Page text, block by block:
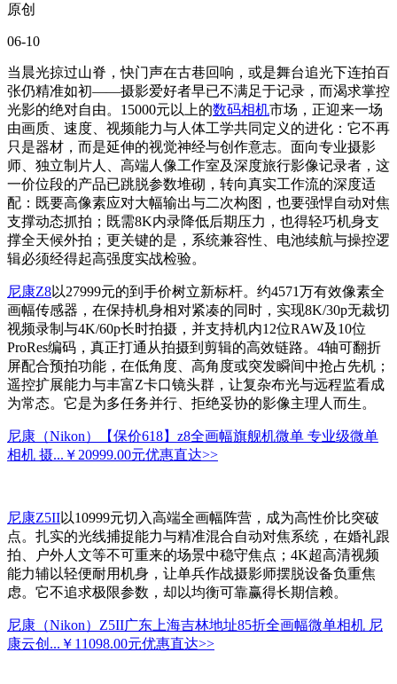
原创
06-10
当晨光掠过山脊，快门声在古巷回响，或是舞台追光下连拍百
张仍精准如初——摄影爱好者早已不满足于记录，而渴求掌控
光影的绝对自由。15000元以上的数码相机市场，正迎来一场
由画质、速度、视频能力与人体工学共同定义的进化：它不再
只是器材，而是延伸的视觉神经与创作意志。面向专业摄影
师、独立制片人、高端人像工作室及深度旅行影像记录者，这
一价位段的产品已跳脱参数堆砌，转向真实工作流的深度适
配：既要高像素应对大幅输出与二次构图，也要强悍自动对焦
支撑动态抓拍；既需8K内录降低后期压力，也得轻巧机身支
撑全天候外拍；更关键的是，系统兼容性、电池续航与操控逻
辑必须经得起高强度实战检验。
尼康Z8以27999元的到手价树立新标杆。约4571万有效像素全
画幅传感器，在保持机身相对紧凑的同时，实现8K/30p无裁切
视频录制与4K/60p长时拍摄，并支持机内12位RAW及10位
ProRes编码，真正打通从拍摄到剪辑的高效链路。4轴可翻折
屏配合预拍功能，在低角度、高角度或突发瞬间中抢占先机；
遥控扩展能力与丰富Z卡口镜头群，让复杂布光与远程监看成
为常态。它是为多任务并行、拒绝妥协的影像主理人而生。
尼康（Nikon）【保价618】z8全画幅旗舰机微单 专业级微单
相机 摄... ￥20999.00元优惠直达>>
尼康Z5II以10999元切入高端全画幅阵营，成为高性价比突破
点。扎实的光线捕捉能力与精准混合自动对焦系统，在婚礼跟
拍、户外人文等不可重来的场景中稳守焦点；4K超高清视频
能力辅以轻便耐用机身，让单兵作战摄影师摆脱设备负重焦
虑。它不追求极限参数，却以均衡可靠赢得长期信赖。
尼康（Nikon）Z5II广东上海吉林地址85折全画幅微单相机 尼
康云创... ￥11098.00元优惠直达>>